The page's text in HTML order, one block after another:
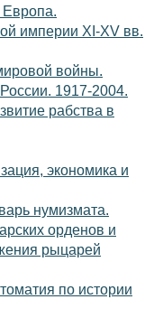
империи XI-XV вв.
войны.
1917-2004.
рабства в
экономика и
нумизмата.
орденов и
рыцарей
по истории